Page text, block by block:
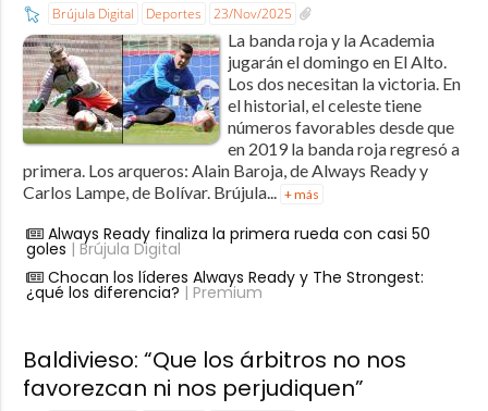
Brújula Digital Deportes 23/Nov/2025
La banda roja y la Academia
jugarán el domingo en El Alto.
Los dos necesitan la victoria. En
el historial, el celeste tiene
números favorables desde que
en 2019 la banda roja regresó a
primera. Los arqueros: Alain Baroja, de Always Ready y
Carlos Lampe, de Bolívar. Brújula... + más
Always Ready finaliza la primera rueda con casi 50
goles | Brújula Digital
Chocan los líderes Always Ready y The Strongest:
¿qué los diferencia? | Premium
Baldivieso: “Que los árbitros no nos
favorezcan ni nos perjudiquen”